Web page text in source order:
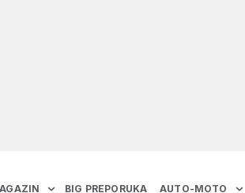
BIG PREPORUKA AUTO-MOTO